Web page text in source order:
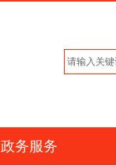
政务服务